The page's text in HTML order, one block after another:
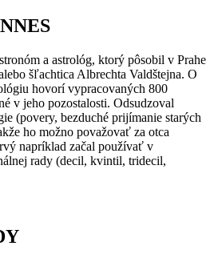
a astrológ, ktorý pôsobil v Prahe
šľachtica Albrechta Valdštejna. O
hovorí vypracovaných 800
v jeho pozostalosti. Odsudzoval
(povery, bezduché prijímanie starých
ho možno považovať za otca
napríklad začal používať v
rady (decil, kvintil, tridecil,